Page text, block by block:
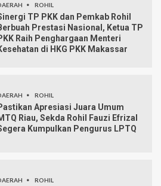
ROHIL
TP PKK dan Pemkab Rohil
Prestasi Nasional, Ketua TP
Raih Penghargaan Menteri
di HKG PKK Makassar
ROHIL
Apresiasi Juara Umum
Riau, Sekda Rohil Fauzi Efrizal
Kumpulkan Pengurus LPTQ
ROHIL